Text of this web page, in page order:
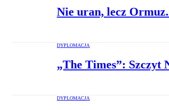
Nie uran, lecz
DYPLOMACJA
„The Times”: Szczyt
DYPLOMACJA